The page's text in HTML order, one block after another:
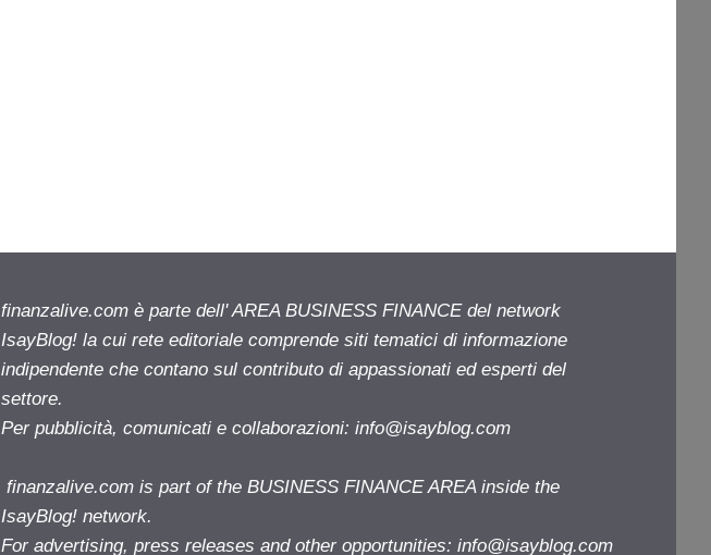
finanzalive.com è parte dell' AREA BUSINESS FINANCE del network
IsayBlog! la cui rete editoriale comprende siti tematici di informazione
indipendente che contano sul contributo di appassionati ed esperti del
settore.
Per pubblicità, comunicati e collaborazioni: info@isayblog.com
finanzalive.com is part of the BUSINESS FINANCE AREA inside the
IsayBlog! network.
For advertising, press releases and other opportunities: info@isayblog.com